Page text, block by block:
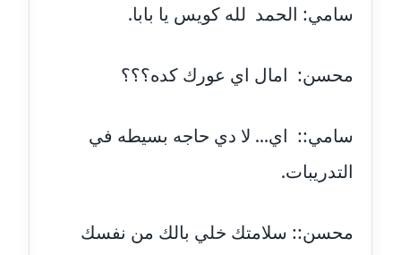
مدونة جلال الخطيب
عاملة
مدونة جهاد عبد الحميد
مدونة جهاد غازي
عاملة
سامي: الحمد لله كويس يا بابا.
محسن: امال اي عورك كده؟؟؟
سامي:: اي... لا دي حاجه بسيطه في
التدريبات.
محسن:: سلامتك خلي بالك من نفسك